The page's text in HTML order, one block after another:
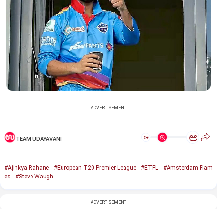
ADVERTISEMENT
TEAM UDAYAVANI ಅ ಅ
#Ajinkya Rahane #European T20 Premier League #ETPL
#Amsterdam Flam
es
#Steve Waugh
ADVERTISEMENT